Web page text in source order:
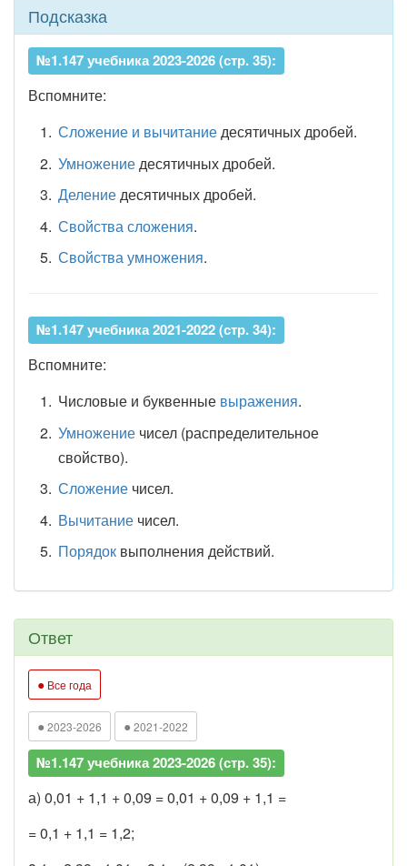
Подсказка
№1.147 учебника 2023-2026 (стр. 35):
Вспомните:
Сложение и вычитаниедесятичных дробей.
Умножениедесятичных дробей.
Делениедесятичных дробей.
Свойства сложения.
Свойства умножения.
№1.147 учебника 2021-2022 (стр. 34):
Вспомните:
Числовые и буквенные выражения.
Умножениечисел (распределительное
свойство).
Сложениечисел.
Вычитаниечисел.
Порядоквыполнения действий.
Ответ
● Все года
● 2023-2026 ● 2021-2022
№1.147 учебника 2023-2026 (стр. 35):
а) 0,01 + 1,1 + 0,09 = 0,01 + 0,09 + 1,1 =
= 0,1 + 1,1 = 1,2;